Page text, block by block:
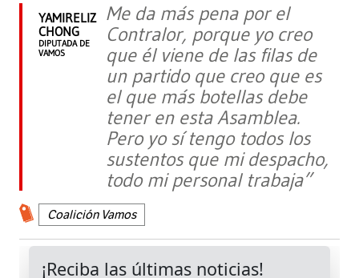
YAMIRELIZ
CHONG
DIPUTADA DE
VAMOS
Me da más pena por el
Contralor, porque yo creo
que él viene de las filas de
un partido que creo que es
el que más botellas debe
tener en esta Asamblea.
Pero yo sí tengo todos los
sustentos que mi despacho,
todo mi personal trabaja”
Coalición Vamos